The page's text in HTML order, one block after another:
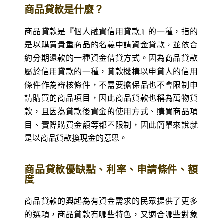
商品貸款是什麼？
商品貸款是『個人融資信用貸款』的一種，指的
是以購買貴重商品的名義申請資金貸款，並依合
約分期還款的一種資金借貸方式。因為商品貸款
屬於信用貸款的一種，貸款機構以申貸人的信用
條件作為審核條件，不需要擔保品也不會限制申
請購買的商品項目，因此商品貸款也稱為萬物貸
款，且因為貸款後資金的使用方式、購買商品項
目、實際購買金額等都不限制，因此簡單來說就
是以商品貸款換現金的意思。
商品貸款優缺點、利率、申請條件、額
度
商品貸款的興起為有資金需求的民眾提供了更多
的選項，商品貸款有哪些特色，又適合哪些對象